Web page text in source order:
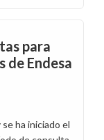
para
de Endesa
se ha iniciado el